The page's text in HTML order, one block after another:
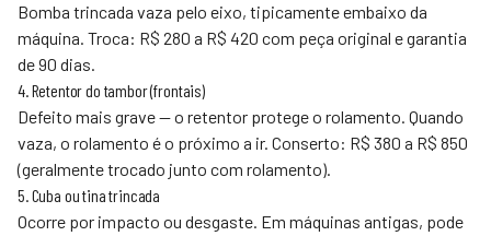
Bomba trincada vaza pelo eixo, tipicamente embaixo da
máquina. Troca: R$ 280 a R$ 420 com peça original e garantia
de 90 dias.
4. Retentor do tambor (frontais)
Defeito mais grave — o retentor protege o rolamento. Quando
vaza, o rolamento é o próximo a ir. Conserto: R$ 380 a R$ 850
(geralmente trocado junto com rolamento).
5. Cuba ou tina trincada
Ocorre por impacto ou desgaste. Em máquinas antigas, pode